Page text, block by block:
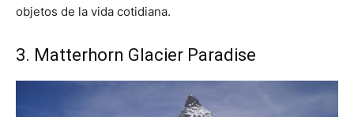
objetos de la vida cotidiana.
3. Matterhorn Glacier Paradise